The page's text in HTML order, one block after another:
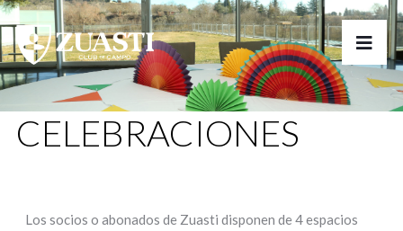
CELEBRACIONES
Los socios o abonados de Zuasti disponen de 4 espacios